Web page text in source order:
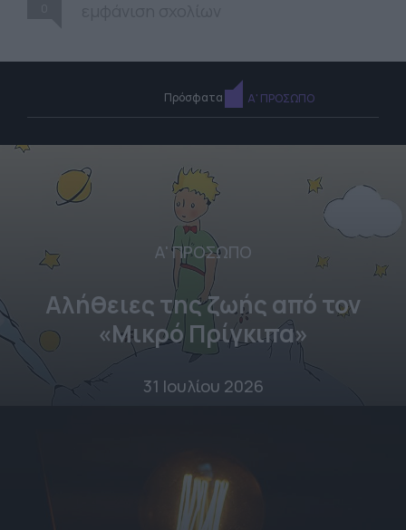
Πρόσφατα Α' ΠΡΟΣΩΠΟ
Α' ΠΡΟΣΩΠΟ
Αλήθειες της ζωής από τον
«Μικρό Πρίγκιπα»
31 Ιουλίου 2026